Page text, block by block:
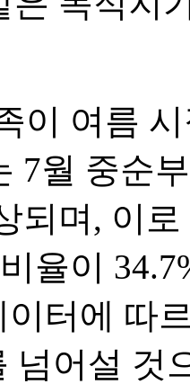
이 여름
7월 중순
되며, 이
율이
이터에 따
넘어설 것